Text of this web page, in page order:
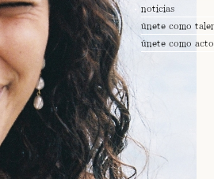
noticias
únete como
únete como